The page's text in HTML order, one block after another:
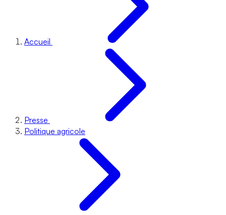
Accueil
Presse
Politique agricole